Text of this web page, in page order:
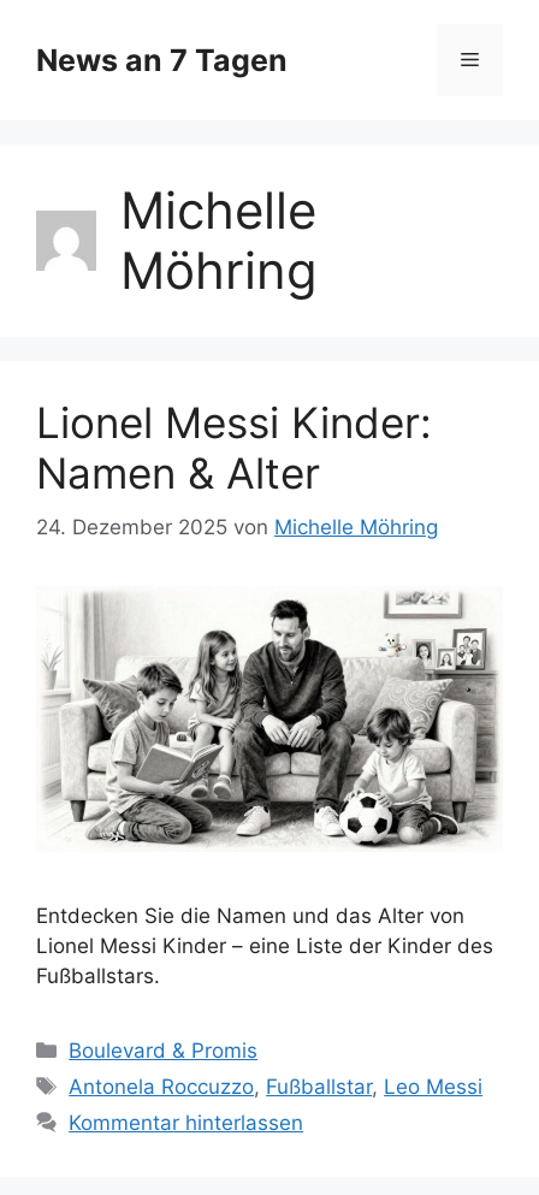
Inhalt
springen
News an 7 Tagen Menü
Michelle
Möhring
Lionel Messi Kinder:
Namen & Alter
24. Dezember 2025 von Michelle Möhring
Entdecken Sie die Namen und das Alter von
Lionel Messi Kinder – eine Liste der Kinder des
Fußballstars.
Kategorien
Boulevard & Promis
Schlagwörter
Antonela Roccuzzo, Fußballstar, Leo Messi
Kommentar hinterlassen